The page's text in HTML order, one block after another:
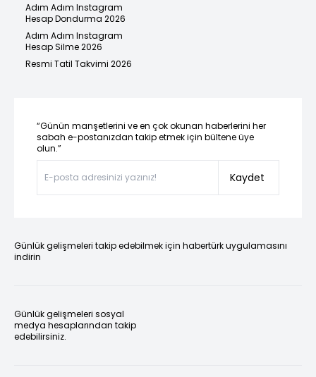
Adım Adım Instagram
Hesap Dondurma 2026
Adım Adım Instagram
Hesap Silme 2026
Resmi Tatil Takvimi 2026
“Günün manşetlerini ve en çok okunan haberlerini her
sabah e-postanızdan takip etmek için bültene üye
olun.”
Kaydet
Günlük gelişmeleri takip edebilmek için habertürk uygulamasını
indirin
Günlük gelişmeleri sosyal
medya hesaplarından takip
edebilirsiniz.